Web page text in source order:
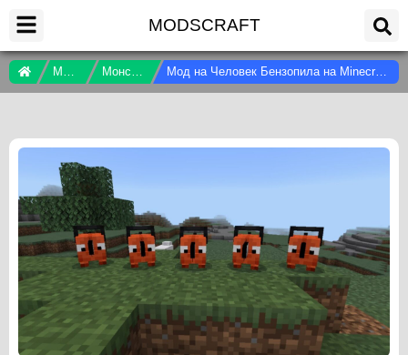
MODSCRAFT
Моды Монстры Мод на Человек Бензопила на Minecraft PE